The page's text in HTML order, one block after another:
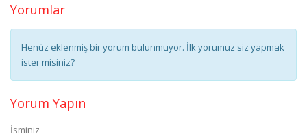
Yorumlar
Henüz eklenmiş bir yorum bulunmuyor. İlk yorumuz siz yapmak
ister misiniz?
Yorum Yapın
İsminiz